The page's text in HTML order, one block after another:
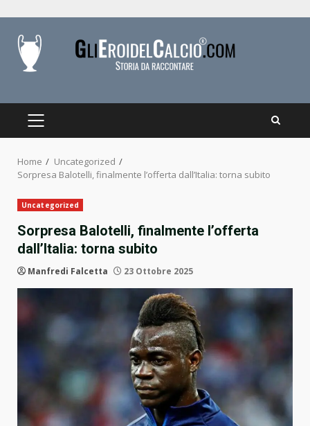
content
PRIMARY
Home
Uncategorized
Sorpresa Balotelli, finalmente l’offerta dall’Italia: torna subito
Uncategorized
Sorpresa Balotelli, finalmente l’offerta
dall’Italia: torna subito
Manfredi Falcetta 23 Ottobre 2025